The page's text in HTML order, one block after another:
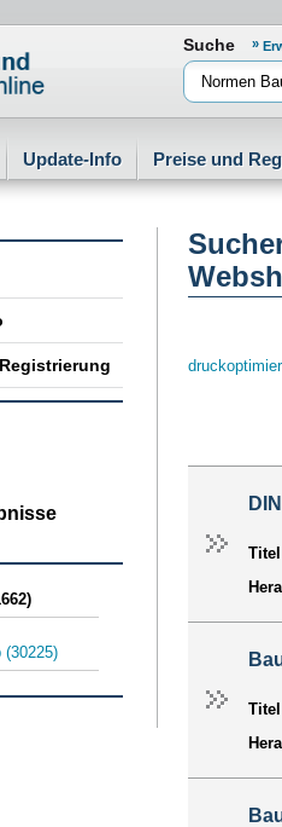
Suche
Update-Info Preise und
(30225)